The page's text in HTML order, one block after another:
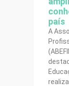
país
A